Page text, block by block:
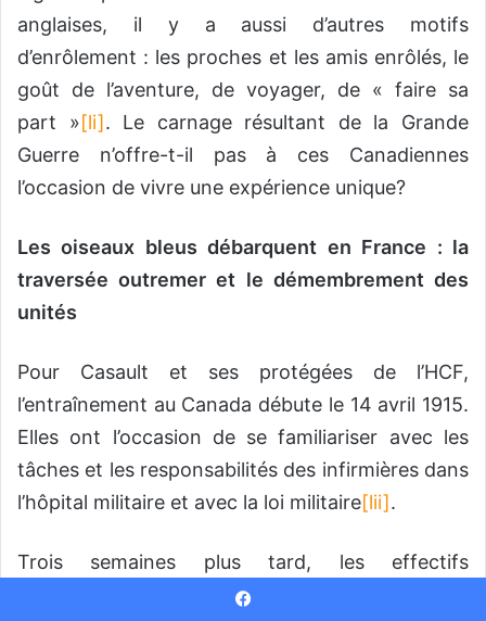
anglaises, il y a aussi d’autres motifs
d’enrôlement : les proches et les amis enrôlés, le
goût de l’aventure, de voyager, de « faire sa
part »[li]. Le carnage résultant de la Grande
Guerre n’offre-t-il pas à ces Canadiennes
l’occasion de vivre une expérience unique?
Les oiseaux bleus débarquent en France : la
traversée outremer et le démembrement des
unités
Pour Casault et ses protégées de l’HCF,
l’entraînement au Canada débute le 14 avril 1915.
Elles ont l’occasion de se familiariser avec les
tâches et les responsabilités des infirmières dans
l’hôpital militaire et avec la loi militaire[lii].
Trois semaines plus tard, les effectifs
s’embarquent à bord du